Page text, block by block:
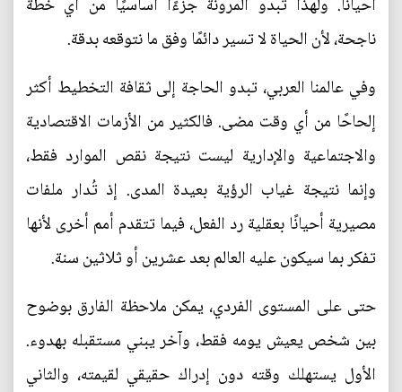
ناجحة، لأن الحياة لا تسير دائمًا وفق ما نتوقعه بدقة.
وفي عالمنا العربي، تبدو الحاجة إلى ثقافة التخطيط أكثر
إلحاحًا من أي وقت مضى. فالكثير من الأزمات الاقتصادية
والاجتماعية والإدارية ليست نتيجة نقص الموارد فقط،
وإنما نتيجة غياب الرؤية بعيدة المدى. إذ تُدار ملفات
مصيرية أحيانًا بعقلية رد الفعل، فيما تتقدم أمم أخرى لأنها
تفكر بما سيكون عليه العالم بعد عشرين أو ثلاثين سنة.
حتى على المستوى الفردي، يمكن ملاحظة الفارق بوضوح
بين شخص يعيش يومه فقط، وآخر يبني مستقبله بهدوء.
الأول يستهلك وقته دون إدراك حقيقي لقيمته، والثاني